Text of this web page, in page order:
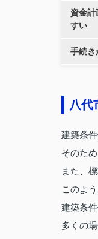
資金計
すい
手続き
八代
建築条
そのた
また、
このよ
建築条
多くの